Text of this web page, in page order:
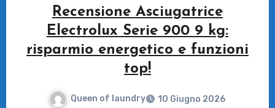
Recensione Asciugatrice
Electrolux Serie 900 9 kg:
risparmio energetico e funzioni
top!
Queen of laundry
10 Giugno 2026